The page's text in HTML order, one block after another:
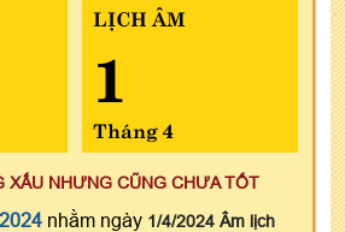
LỊCH ÂM
1
Tháng 4
XẤU NHƯNG CŨNG CHƯA TỐT
nhằm ngày 1/4/2024 Âm lịch